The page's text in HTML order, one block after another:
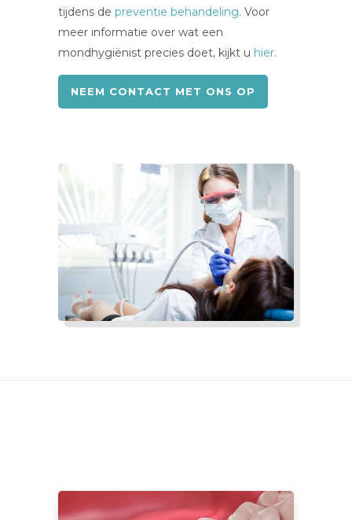
tijdens de preventie behandeling. Voor
meer informatie over wat een
mondhygiënist precies doet, kijkt u hier.
NEEM CONTACT MET ONS OP